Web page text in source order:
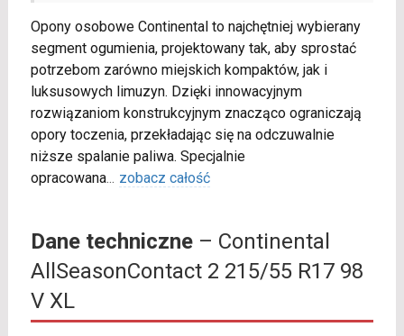
Opony osobowe Continental to najchętniej wybierany
segment ogumienia, projektowany tak, aby sprostać
potrzebom zarówno miejskich kompaktów, jak i
luksusowych limuzyn. Dzięki innowacyjnym
rozwiązaniom konstrukcyjnym znacząco ograniczają
opory toczenia, przekładając się na odczuwalnie
niższe spalanie paliwa. Specjalnie
opracowana... zobacz całość
Dane techniczne– Continental
AllSeasonContact 2 215/55 R17 98
V XL